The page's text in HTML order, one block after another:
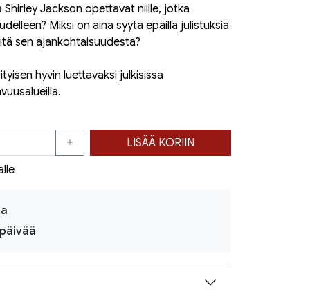
Jackson opettavat niille, jotka
Miksi on aina syytä epäillä julistuksia
sen ajankohtaisuudesta?
hyvin luettavaksi julkisissa
LISÄÄ KORIIN